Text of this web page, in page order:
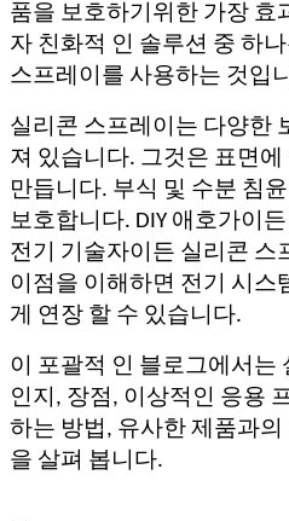
품을 보호하기위한 가장 효
자 친화적 인 솔루션 중 하
스프레이를 사용하는 것입
실리콘 스프레이는 다양한
져 있습니다. 그것은 표면
만듭니다. 부식 및 수분 침
보호합니다. DIY 애호가이
전기 기술자이든 실리콘 스
이점을 이해하면 전기 시스
게 연장 할 수 있습니다.
이 포괄적 인 블로그에서는
인지, 장점, 이상적인 응용
하는 방법, 유사한 제품과
을 살펴 봅니다.